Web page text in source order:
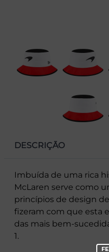
DESCRIÇÃO
Imbuída de uma rica
McLaren serve como
princípios de design
fizeram com que esta
das mais bem-
1.